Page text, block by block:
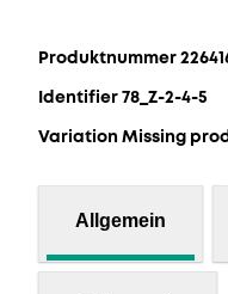
Produktnummer
Identifier 78_Z-2-4-5
Variation Missing
Allgemein